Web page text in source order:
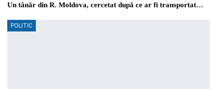
Un tânăr din R. Moldova, cercetat după ce ar fi transportat…
POLITIC